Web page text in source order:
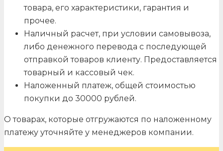
товара, его характеристики, гарантия и
прочее.
Наличный расчет, при условии самовывоза,
либо денежного перевода с последующей
отправкой товаров клиенту. Предоставляется
товарный и кассовый чек.
Наложенный платеж, общей стоимостью
покупки до 30000 рублей.
О товарах, которые отгружаются по наложенному
платежу уточняйте у менеджеров компании.